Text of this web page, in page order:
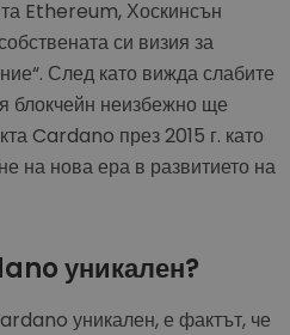
Ethereum, Хоскинсън
си визия за
След като вижда слабите
блокчейн неизбежно ще
Cardano през 2015 г. като
на нова ера в развитието на
уникален?
уникален, е фактът, че